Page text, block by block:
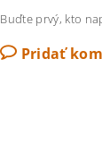
Buďte prvý, kto
Pridať